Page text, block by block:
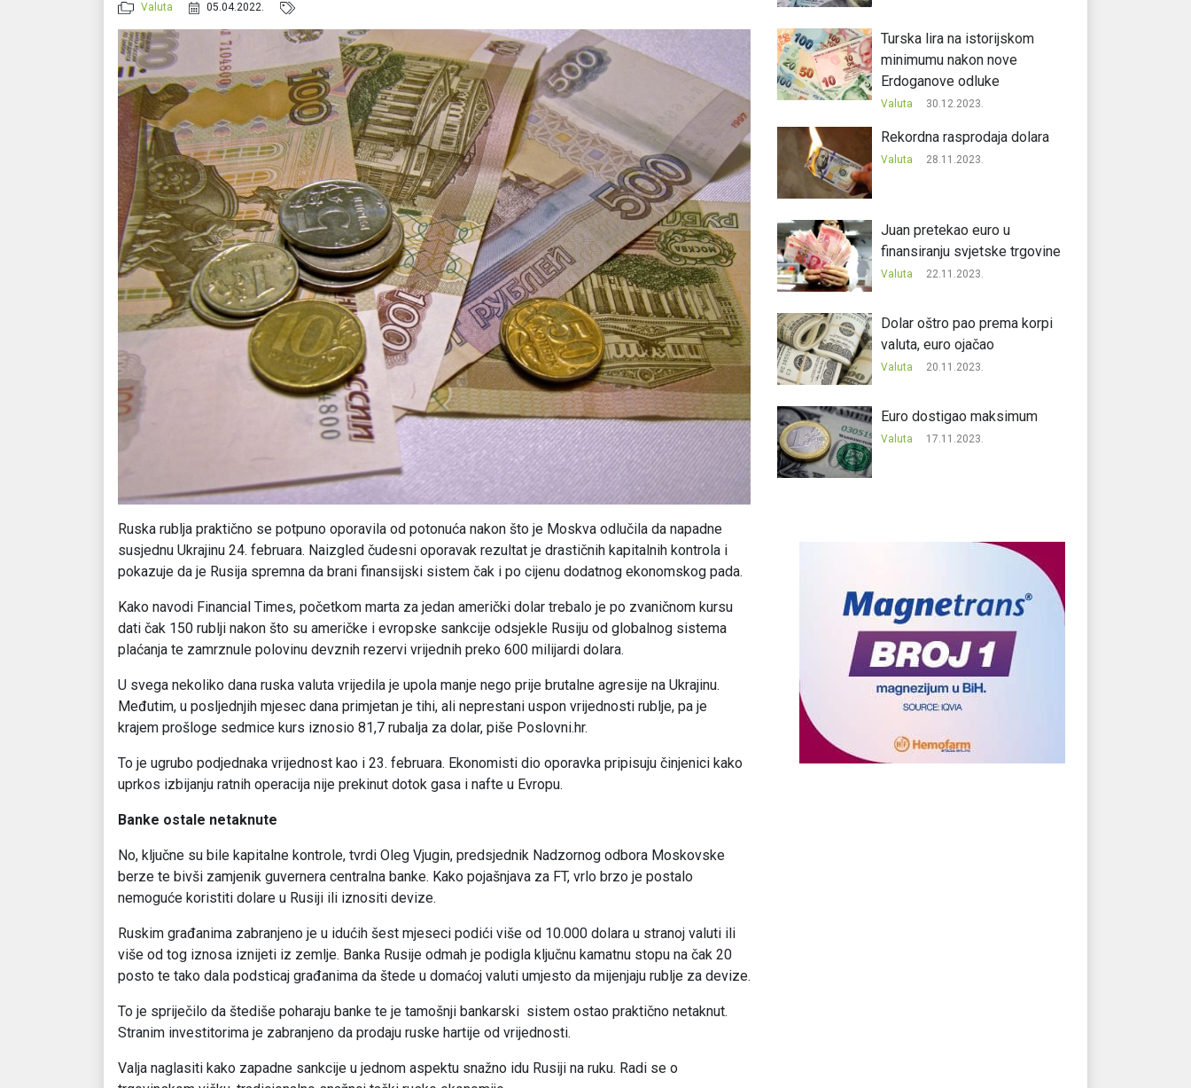
Valuta 05.04.2022.
Ruska rublja praktično se potpuno oporavila od potonuća nakon što je Moskva odlučila da napadne
susjednu Ukrajinu 24. februara. Naizgled čudesni oporavak rezultat je drastičnih kapitalnih kontrola i
pokazuje da je Rusija spremna da brani finansijski sistem čak i po cijenu dodatnog ekonomskog pada.
Kako navodi Financial Times, početkom marta za jedan američki dolar trebalo je po zvaničnom kursu
dati čak 150 rublji nakon što su američke i evropske sankcije odsjekle Rusiju od globalnog sistema
plaćanja te zamrznule polovinu devznih rezervi vrijednih preko 600 milijardi dolara.
U svega nekoliko dana ruska valuta vrijedila je upola manje nego prije brutalne agresije na Ukrajinu.
Međutim, u posljednjih mjesec dana primjetan je tihi, ali neprestani uspon vrijednosti rublje, pa je
krajem prošloge sedmice kurs iznosio 81,7 rubalja za dolar, piše Poslovni.hr.
To je ugrubo podjednaka vrijednost kao i 23. februara. Ekonomisti dio oporavka pripisuju činjenici kako
uprkos izbijanju ratnih operacija nije prekinut dotok gasa i nafte u Evropu.
Banke ostale netaknute
No, ključne su bile kapitalne kontrole, tvrdi Oleg Vjugin, predsjednik Nadzornog odbora Moskovske
berze te bivši zamjenik guvernera centralna banke. Kako pojašnjava za FT, vrlo brzo je postalo
nemoguće koristiti dolare u Rusiji ili iznositi devize.
Ruskim građanima zabranjeno je u idućih šest mjeseci podići više od 10.000 dolara u stranoj valuti ili
više od tog iznosa iznijeti iz zemlje. Banka Rusije odmah je podigla ključnu kamatnu stopu na čak 20
posto te tako dala podsticaj građanima da štede u domaćoj valuti umjesto da mijenjaju rublje za devize.
To je spriječilo da štediše poharaju banke te je tamošnji bankarski sistem ostao praktično netaknut.
Stranim investitorima je zabranjeno da prodaju ruske hartije od vrijednosti.
Valja naglasiti kako zapadne sankcije u jednom aspektu snažno idu Rusiji na ruku. Radi se o
Turska lira na istorijskom
minimumu nakon nove
Erdoganove odluke
Valuta 30.12.2023.
Rekordna rasprodaja dolara
Valuta 28.11.2023.
Juan pretekao euro u
finansiranju svjetske trgovine
Valuta 22.11.2023.
Dolar oštro pao prema korpi
valuta, euro ojačao
Valuta 20.11.2023.
Еuro dostigao maksimum
Valuta 17.11.2023.